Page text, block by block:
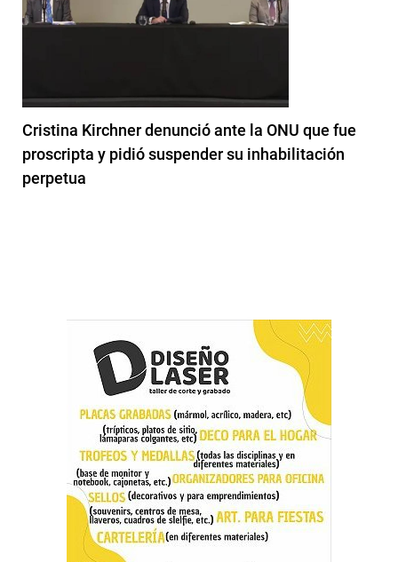
Cristina Kirchner denunció ante la ONU que fue
proscripta y pidió suspender su inhabilitación
perpetua